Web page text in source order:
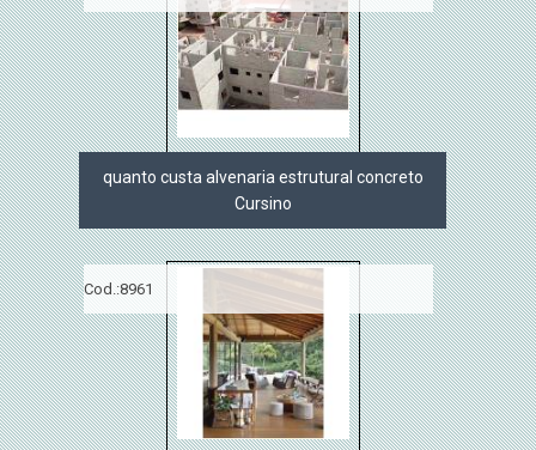
quanto custa alvenaria estrutural concreto
Cursino
Cod.:8961